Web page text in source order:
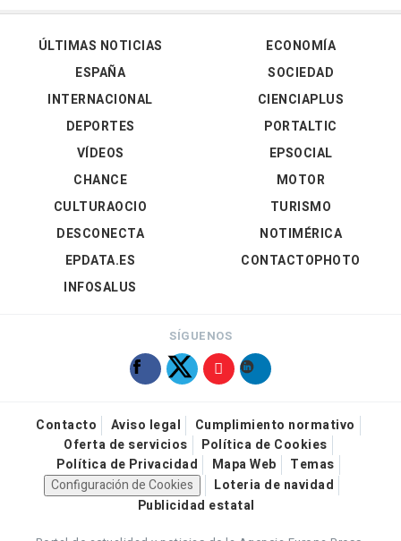
ÚLTIMAS NOTICIAS
ESPAÑA
INTERNACIONAL
DEPORTES
VÍDEOS
ECONOMÍA
SOCIEDAD
CIENCIAPLUS
PORTALTIC
EPSOCIAL
CHANCE
CULTURAOCIO
DESCONECTA
EPDATA.ES
INFOSALUS
MOTOR
TURISMO
NOTIMÉRICA
CONTACTOPHOTO
SÍGUENOS
Contacto Aviso legal
Cumplimiento normativo
Oferta de servicios
Política de Cookies
Política de Privacidad
Mapa Web
Temas
Configuración de Cookies
Loteria de navidad
Publicidad estatal